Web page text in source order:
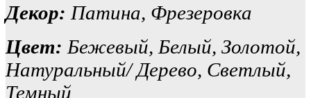
Декор: Патина, Фрезеровка
Цвет: Бежевый, Белый, Золотой,
Натуральный/ Дерево, Светлый,
Темный